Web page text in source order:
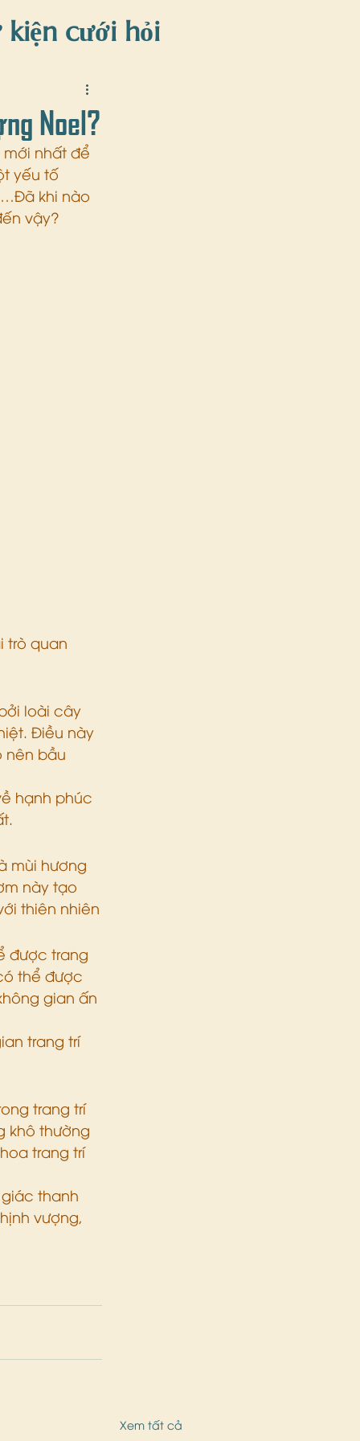
kiện cưới hỏi
Noel?
nhất để
yếu tố
khi nào
vậy?
trò quan
loài cây
Điều này
nên bầu
hạnh phúc
mùi hương
này tạo
thiên nhiên​
được trang
thể được
gian ấn
trang trí
trang trí
khô thường
trang trí
thanh
vượng,
Xem tất cả